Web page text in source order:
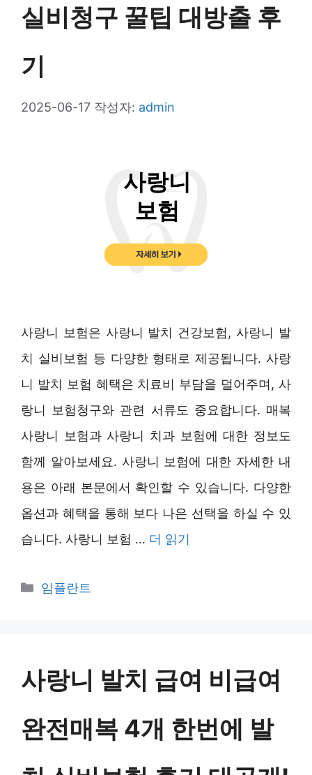
실비청구 꿀팁 대방출 후
기
2025-06-17 작성자: admin
사랑니 보험은 사랑니 발치 건강보험, 사랑니 발
치 실비보험 등 다양한 형태로 제공됩니다. 사랑
니 발치 보험 혜택은 치료비 부담을 덜어주며, 사
랑니 보험청구와 관련 서류도 중요합니다. 매복
사랑니 보험과 사랑니 치과 보험에 대한 정보도
함께 알아보세요. 사랑니 보험에 대한 자세한 내
용은 아래 본문에서 확인할 수 있습니다. 다양한
옵션과 혜택을 통해 보다 나은 선택을 하실 수 있
습니다. 사랑니 보험 … 더 읽기
카
임플란트
사랑니 발치 급여 비급여
완전매복 4개 한번에 발